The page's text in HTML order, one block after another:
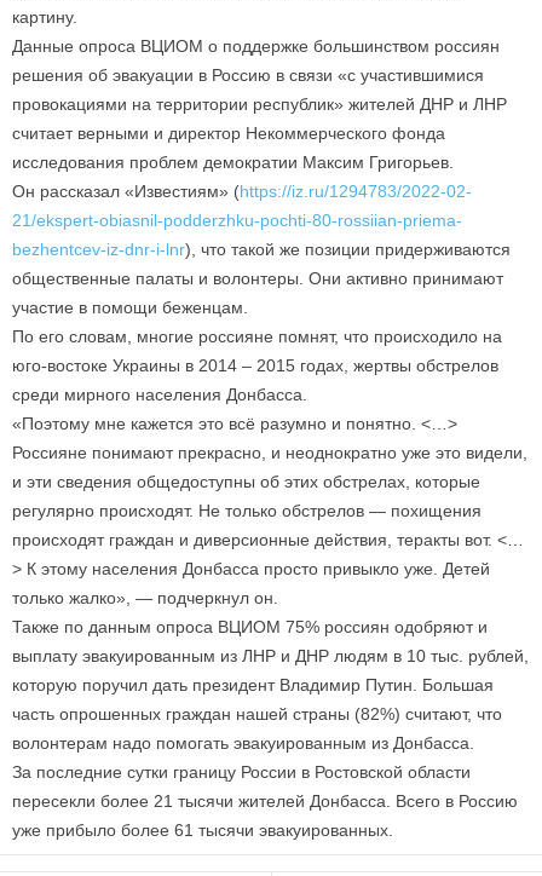
картину.
Данные опроса ВЦИОМ о поддержке большинством россиян
решения об эвакуации в Россию в связи «с участившимися
провокациями на территории республик» жителей ДНР и ЛНР
считает верными и директор Некоммерческого фонда
исследования проблем демократии Максим Григорьев.
Он рассказал «Известиям» (https://iz.ru/1294783/2022-02-
21/ekspert-obiasnil-podderzhku-pochti-80-rossiian-priema-
bezhentcev-iz-dnr-i-lnr), что такой же позиции придерживаются
общественные палаты и волонтеры. Они активно принимают
участие в помощи беженцам.
По его словам, многие россияне помнят, что происходило на
юго-востоке Украины в 2014 – 2015 годах, жертвы обстрелов
среди мирного населения Донбасса.
«Поэтому мне кажется это всё разумно и понятно. ˂…˃
Россияне понимают прекрасно, и неоднократно уже это видели,
и эти сведения общедоступны об этих обстрелах, которые
регулярно происходят. Не только обстрелов — похищения
происходят граждан и диверсионные действия, теракты вот. ˂…
˃ К этому населения Донбасса просто привыкло уже. Детей
только жалко», — подчеркнул он.
Также по данным опроса ВЦИОМ 75% россиян одобряют и
выплату эвакуированным из ЛНР и ДНР людям в 10 тыс. рублей,
которую поручил дать президент Владимир Путин. Большая
часть опрошенных граждан нашей страны (82%) считают, что
волонтерам надо помогать эвакуированным из Донбасса.
За последние сутки границу России в Ростовской области
пересекли более 21 тысячи жителей Донбасса. Всего в Россию
уже прибыло более 61 тысячи эвакуированных.